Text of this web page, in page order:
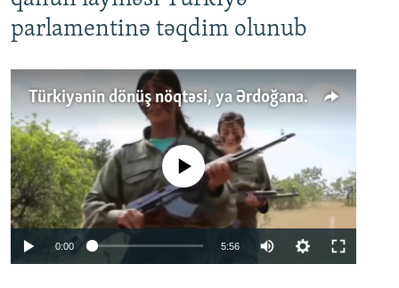
parlamentinə təqdim olunub
Türkiyənin dönüş nöqtəsi, ya Ərdoğana üçüncü şans: PKK ilə qəfil barışıq nə deməkdir?
No media source currently available
0:00 5:56